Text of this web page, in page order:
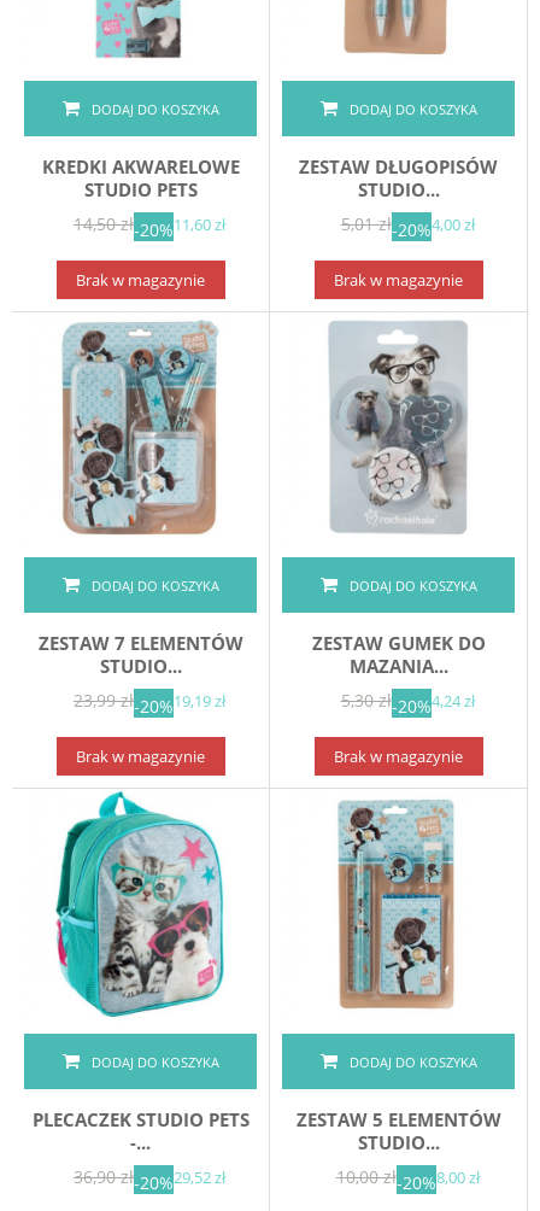
DODAJ DO KOSZYKA
KREDKI AKWARELOWE
STUDIO PETS
14,50 zł-20%11,60 zł
Brak w magazynie
DODAJ DO KOSZYKA
ZESTAW DŁUGOPISÓW
STUDIO...
5,01 zł-20%4,00 zł
Brak w magazynie
DODAJ DO KOSZYKA
ZESTAW 7 ELEMENTÓW
STUDIO...
23,99 zł-20%19,19 zł
Brak w magazynie
DODAJ DO KOSZYKA
ZESTAW GUMEK DO
MAZANIA...
5,30 zł-20%4,24 zł
Brak w magazynie
DODAJ DO KOSZYKA
PLECACZEK STUDIO PETS
-...
36,90 zł-20%29,52 zł
DODAJ DO KOSZYKA
ZESTAW 5 ELEMENTÓW
STUDIO...
10,00 zł-20%8,00 zł